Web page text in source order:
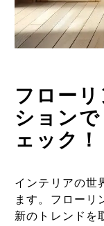
フロー
ション
ェック！
インテリアの世
ます。フローリ
新のトレンドを